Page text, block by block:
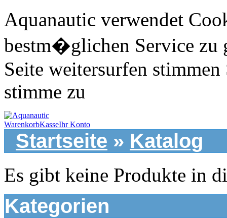
Aquanautic verwendet
bestm�glichen Service zu
Seite weitersurfen stimmen
stimme zu
WarenkorbKasseIhr Konto
Startseite » Katalog
Es gibt keine Produkte in
Kategorien